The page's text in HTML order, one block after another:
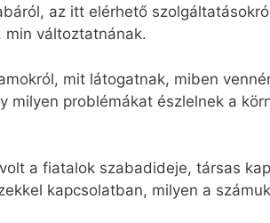
az itt elérhető
min változtatnának.
mit látogatnak, miben
milyen problémákat észlelnek a
a fiatalok szabadideje, társas
kapcsolatban, milyen a